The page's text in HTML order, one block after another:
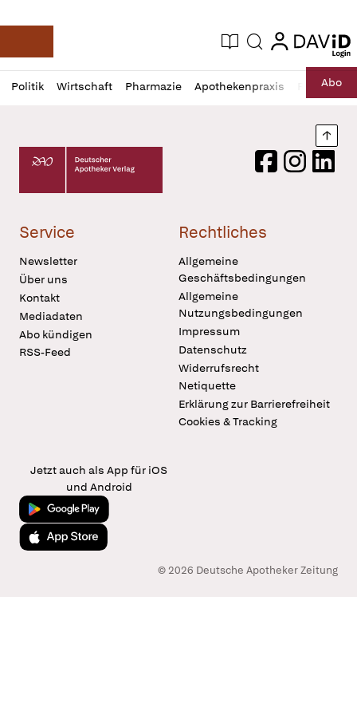
Deutsche Apotheker Zeitung
Aktuelle Ausgabe
Suche login
login
Politik Wirtschaft Pharmazie Apothekenpraxis RechtAbo
Profil
öffnen
Daz
Pur
Deutscher Apotheker Verlag Logo
FacebookInstagram
Service
Newsletter
Über uns
Kontakt
Mediadaten
Abo kündigen
RSS-Feed
Rechtliches
Allgemeine
Geschäftsbedingungen
Allgemeine
Nutzungsbedingungen
Impressum
Datenschutz
Widerrufsrecht
Netiquette
Erklärung zur Barrierefreiheit
Cookies & Tracking
Jetzt auch als App für iOS
und Android
Jetzt bei Google Play
Laden im App Store
© 2026 Deutsche Apotheker Zeitung